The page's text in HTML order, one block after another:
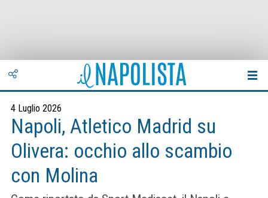
4 Luglio 2026
Napoli, Atletico Madrid su
Olivera: occhio allo scambio
con Molina